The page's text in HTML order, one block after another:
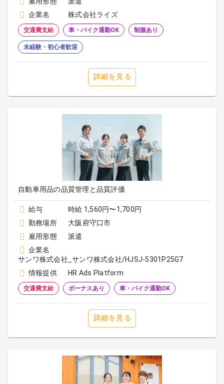
企業名
株式会社ライズ
交通費支給 車・バイク通勤OK 制服あり
未経験・初心者歓迎
詳細を見る
自動車用品の品質管理と品質評価
給与
時給 1,560円〜1,700円
勤務場所
大阪府守口市
雇用形態
派遣
企業名
サンワ株式会社_サンワ株式会社/HJSJ-5301P25G7
情報提供
HR Ads Platform
交通費支給 ボーナスあり 車・バイク通勤OK
詳細を見る